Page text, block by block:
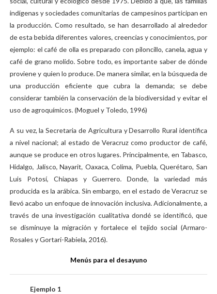
indígenas y sociedades comunitarias de campesinos participan en
la producción. Como resultado, se han desarrollado al alrededor
de esta bebida diferentes valores, creencias y conocimientos, por
ejemplo: el café de olla es preparado con piloncillo, canela, agua y
café de grano molido. Sobre todo, es importante saber de dónde
proviene y quien lo produce. De manera similar, en la búsqueda de
una producción eficiente que cubra la demanda; se debe
considerar también la conservación de la biodiversidad y evitar el
uso de agroquímicos. (Moguel y Toledo, 1996)
A su vez, la Secretaria de Agricultura y Desarrollo Rural identifica
a nivel nacional; al estado de Veracruz como productor de café,
aunque se produce en otros lugares. Principalmente, en Tabasco,
Hidalgo, Jalisco, Nayarit, Oaxaca, Colima, Puebla, Querétaro, San
Luis Potosí, Chiapas y Guerrero. Donde, la variedad más
producida es la arábica. Sin embargo, en el estado de Veracruz se
llevó acabo un enfoque de innovación inclusiva. Adicionalmente, a
través de una investigación cualitativa dondé se identificó, que
se disminuye la migración y fortalece el tejido social (Armaro-
Rosales y Gortari-Rabiela, 2016).
Menús para el desayuno
Ejemplo 1